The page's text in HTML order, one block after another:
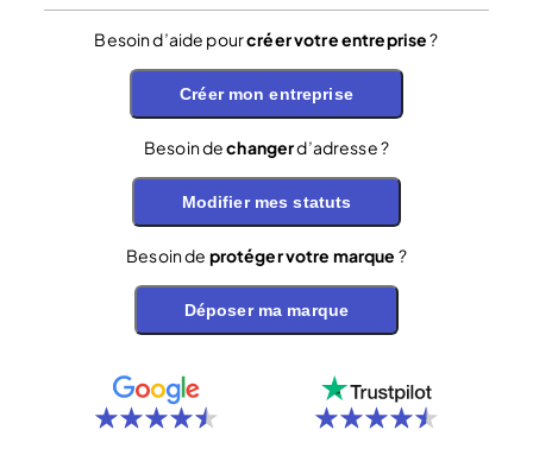
Besoin d’aide pourcréer votre entreprise?
Créer mon entreprise
Besoin dechangerd’adresse ?
Modifier mes statuts
Besoin de protéger votre marque ?
Déposer ma marque